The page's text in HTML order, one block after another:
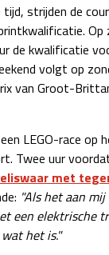
strijden de
Op
de kwalificatie
volgt op
van Groot-
LEGO-race op
Twee uur
met
"Als het aan
een elektrische
het is."